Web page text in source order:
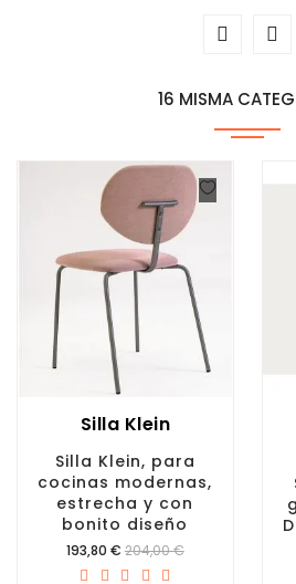
16 MISMA
Silla Klein
Silla Klein, para
cocinas modernas,
estrecha y con
bonito diseño
Precio
193,80 € 204,00 €